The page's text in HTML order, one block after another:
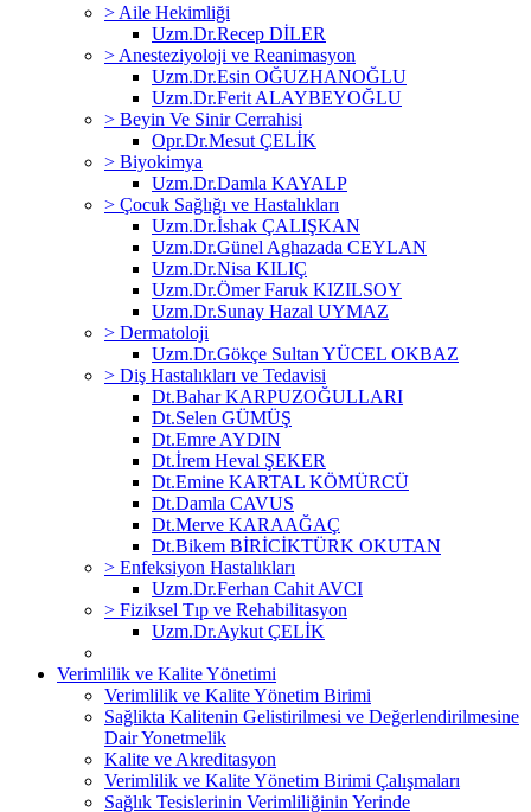
> Aile Hekimliği
Uzm.Dr.Recep DİLER
> Anesteziyoloji ve Reanimasyon
Uzm.Dr.Esin OĞUZHANOĞLU
Uzm.Dr.Ferit ALAYBEYOĞLU
> Beyin Ve Sinir Cerrahisi
Opr.Dr.Mesut ÇELİK
> Biyokimya
Uzm.Dr.Damla KAYALP
> Çocuk Sağlığı ve Hastalıkları
Uzm.Dr.İshak ÇALIŞKAN
Uzm.Dr.Günel Aghazada CEYLAN
Uzm.Dr.Nisa KILIÇ
Uzm.Dr.Ömer Faruk KIZILSOY
Uzm.Dr.Sunay Hazal UYMAZ
> Dermatoloji
Uzm.Dr.Gökçe Sultan YÜCEL OKBAZ
> Diş Hastalıkları ve Tedavisi
Dt.Bahar KARPUZOĞULLARI
Dt.Selen GÜMÜŞ
Dt.Emre AYDIN
Dt.İrem Heval ŞEKER
Dt.Emine KARTAL KÖMÜRCÜ
Dt.Damla CAVUS
Dt.Merve KARAAĞAÇ
Dt.Bikem BİRİCİKTÜRK OKUTAN
> Enfeksiyon Hastalıkları
Uzm.Dr.Ferhan Cahit AVCI
> Fiziksel Tıp ve Rehabilitasyon
Uzm.Dr.Aykut ÇELİK
Verimlilik ve Kalite Yönetimi
Verimlilik ve Kalite Yönetim Birimi
Sağlikta Kalitenin Gelistirilmesi ve Değerlendirilmesine
Dair Yonetmelik
Kalite ve Akreditasyon
Verimlilik ve Kalite Yönetim Birimi Çalışmaları
Sağlık Tesislerinin Verimliliğinin Yerinde